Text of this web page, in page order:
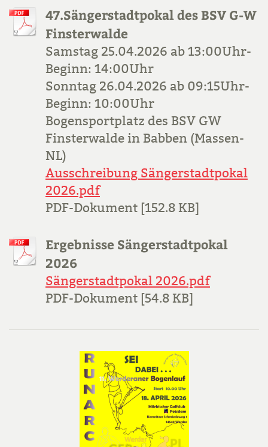
47.Sängerstadtpokal des BSV G-W
Finsterwalde
Samstag 25.04.2026 ab 13:00Uhr-
Beginn: 14:00Uhr
Sonntag 26.04.2026 ab 09:15Uhr-
Beginn: 10:00Uhr
Bogensportplatz des BSV GW
Finsterwalde in Babben (Massen-
NL)
Ausschreibung Sängerstadtpokal
2026.pdf
PDF-Dokument [152.8 KB]
Ergebnisse Sängerstadtpokal
2026
Sängerstadtpokal 2026.pdf
PDF-Dokument [54.8 KB]